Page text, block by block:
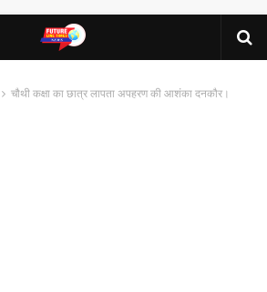
चौथी कक्षा का छात्र लापता अपहरण की आशंका दनकौर।